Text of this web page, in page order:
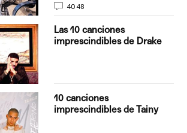
4048
Las 10 canciones
imprescindibles de Drake
10 canciones
imprescindibles de Tainy